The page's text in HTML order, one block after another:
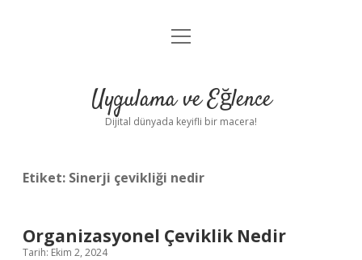
Anasayfa
Yasal Uyarı
menüyü
Uygulama ve Eğlence
Dijital dünyada keyifli bir macera!
Etiket: Sinerji çevikliği nedir
Organizasyonel Çeviklik Nedir
Tarih: Ekim 2, 2024